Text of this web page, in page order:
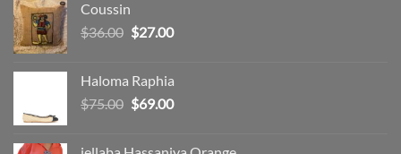
était :
$15.00.$12.00.
Coussin
$36.00 Le
était :
$36.00.
$27.00Le
est :
$27.00.
Haloma Raphia
$75.00 Le
$69.00Le